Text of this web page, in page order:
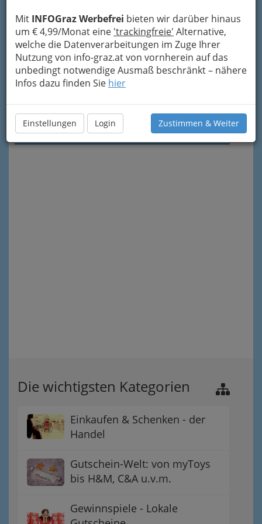
Mit INFOGraz Werbefrei bieten wir darüber hinaus
um € 4,99/Monat eine 'trackingfreie' Alternative,
welche die Datenverarbeitungen im Zuge Ihrer
Nutzung von info-graz.at von vornherein auf das
unbedingt notwendige Ausmaß beschränkt – nähere
Infos dazu finden Sie hier
Einstellungen Login Zustimmen & Weiter
Meine Nachricht senden
Die wichtigsten Kategorien
Einkaufen & Schenken - der
Handel
Gutschein-Welt: von myToys
bis H&M, C&A u.v.m.
Gewinnspiele - Lokale